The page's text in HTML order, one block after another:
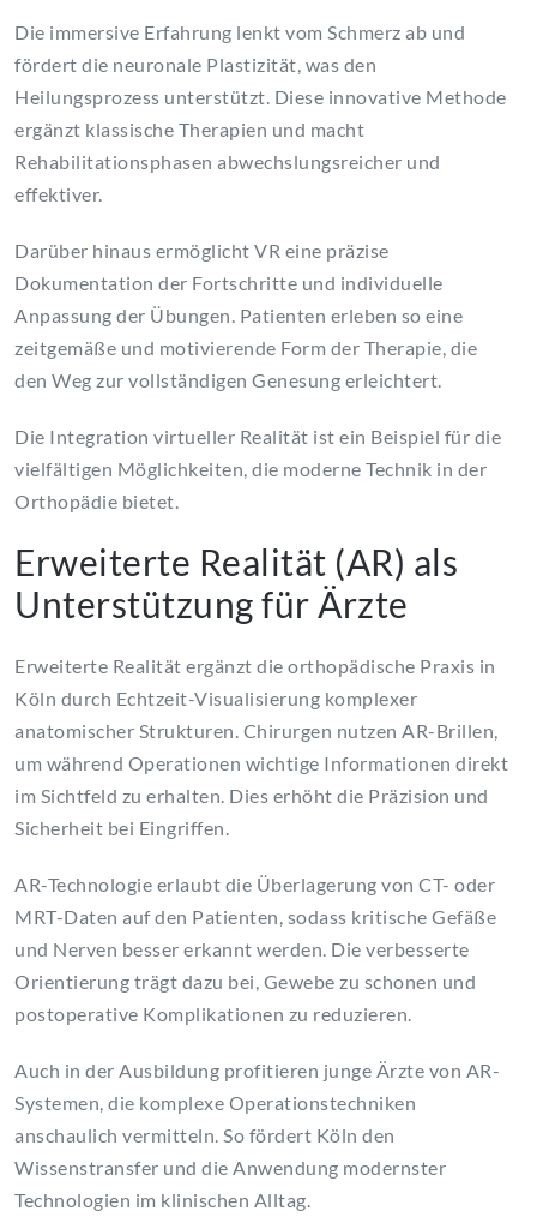
Die immersive Erfahrung lenkt vom Schmerz ab und
fördert die neuronale Plastizität, was den
Heilungsprozess unterstützt. Diese innovative Methode
ergänzt klassische Therapien und macht
Rehabilitationsphasen abwechslungsreicher und
effektiver.
Darüber hinaus ermöglicht VR eine präzise
Dokumentation der Fortschritte und individuelle
Anpassung der Übungen. Patienten erleben so eine
zeitgemäße und motivierende Form der Therapie, die
den Weg zur vollständigen Genesung erleichtert.
Die Integration virtueller Realität ist ein Beispiel für die
vielfältigen Möglichkeiten, die moderne Technik in der
Orthopädie bietet.
Erweiterte Realität (AR) als
Unterstützung für Ärzte
Erweiterte Realität ergänzt die orthopädische Praxis in
Köln durch Echtzeit-Visualisierung komplexer
anatomischer Strukturen. Chirurgen nutzen AR-Brillen,
um während Operationen wichtige Informationen direkt
im Sichtfeld zu erhalten. Dies erhöht die Präzision und
Sicherheit bei Eingriffen.
AR-Technologie erlaubt die Überlagerung von CT- oder
MRT-Daten auf den Patienten, sodass kritische Gefäße
und Nerven besser erkannt werden. Die verbesserte
Orientierung trägt dazu bei, Gewebe zu schonen und
postoperative Komplikationen zu reduzieren.
Auch in der Ausbildung profitieren junge Ärzte von AR-
Systemen, die komplexe Operationstechniken
anschaulich vermitteln. So fördert Köln den
Wissenstransfer und die Anwendung modernster
Technologien im klinischen Alltag.